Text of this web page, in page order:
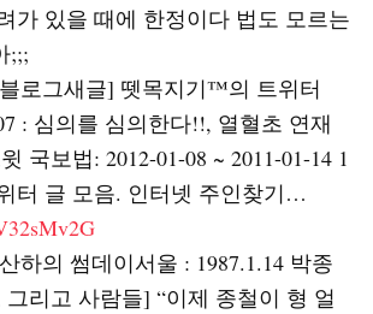
가 있을 때에 한정이다 법도 모르는
;;;
로그새글] 뗏목지기™의 트위터
: 심의를 심의한다!!, 열혈초 연재
국보법: 2012-01-08 ~ 2011-01-14 1
터 글 모음. 인터넷 주인찾기…
하의 썸데이서울 : 1987.1.14 박종
그리고 사람들] “이제 종철이 형 얼